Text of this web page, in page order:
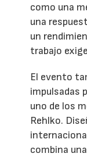
como una
una
un
trabajo
El evento
impulsadas
uno de los
Rehlko.
combina